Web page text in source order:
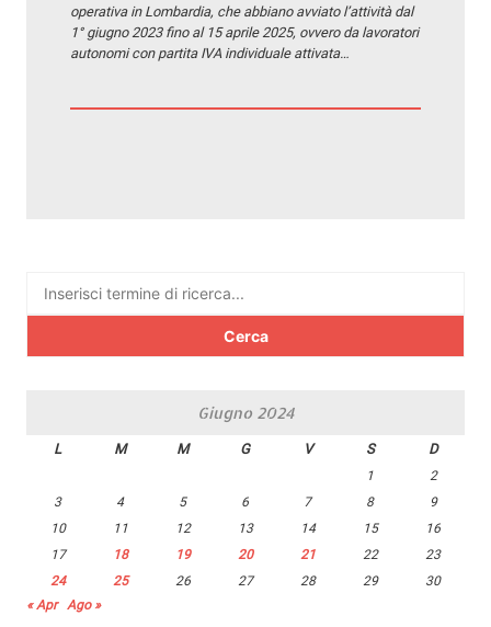
operativa in Lombardia, che abbiano avviato l’attività dal
1° giugno 2023 fino al 15 aprile 2025, ovvero da lavoratori
autonomi con partita IVA individuale attivata…
per:
Giugno 2024
L M M G V S D
1
2
3
4 5 6 7 8
9
10
11 12 13 14 15
16
17
18 19 20 21 22
23
24
25 26 27 28 29
30
« Apr
Ago »